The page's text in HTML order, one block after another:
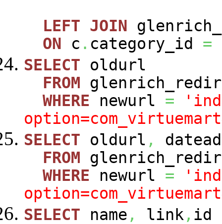
LEFT JOIN
ON c . category_id =
SELECT oldurl
FROM
WHERE newurl =
SELECT oldurl ,
FROM
WHERE newurl =
SELECT name , link, id